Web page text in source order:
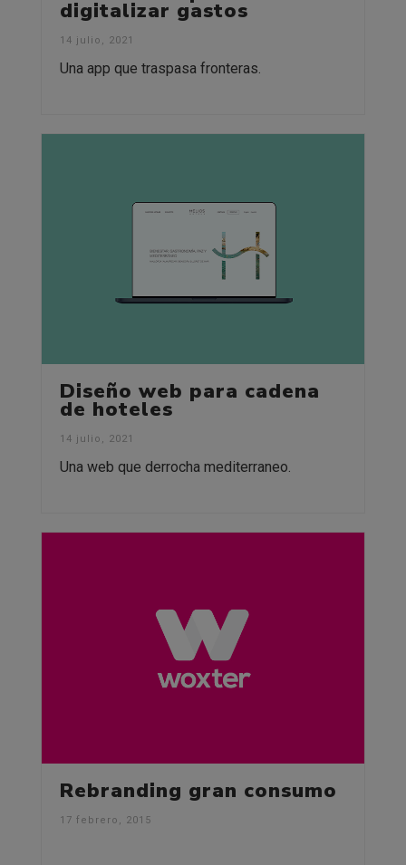
digitalizar gastos
14 julio, 2021
Una app que traspasa fronteras.
Diseño web para cadena
de hoteles
14 julio, 2021
Una web que derrocha mediterraneo.
Rebranding gran consumo
17 febrero, 2015